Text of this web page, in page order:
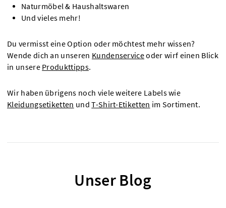
Naturmöbel & Haushaltswaren
Und vieles mehr!
Du vermisst eine Option oder möchtest mehr wissen?
Wende dich an unseren Kundenserviceoder wirf einen Blick
in unsere Produkttipps.
Wir haben übrigens noch viele weitere Labels wie
Kleidungsetiketten undT-Shirt-Etiketten im Sortiment.
Unser Blog